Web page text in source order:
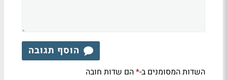
הוסף תגובה
השדות המסומנים ב-*הם שדות חובה